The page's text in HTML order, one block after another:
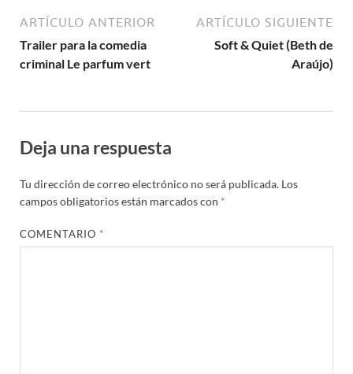
ARTÍCULO ANTERIOR
Trailer para la comedia
criminal Le parfum vert
ARTÍCULO SIGUIENTE
Soft & Quiet (Beth de
Araújo)
Deja una respuesta
Tu dirección de correo electrónico no será publicada. Los
campos obligatorios están marcados con *
COMENTARIO *